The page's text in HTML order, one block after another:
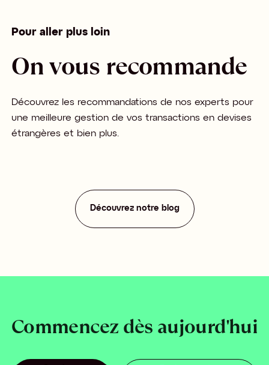
Pour aller plus loin
On vous recommande
Découvrez les recommandations de nos experts pour
une meilleure gestion de vos transactions en devises
étrangères et bien plus.
Découvrez notre blog
Commencez dès aujourd'hui